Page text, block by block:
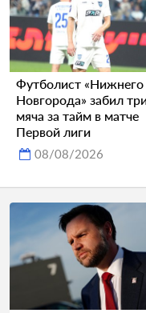
Футболист «Нижнего
Новгорода» забил
мяча за тайм в матче
Первой лиги
08/08/2026